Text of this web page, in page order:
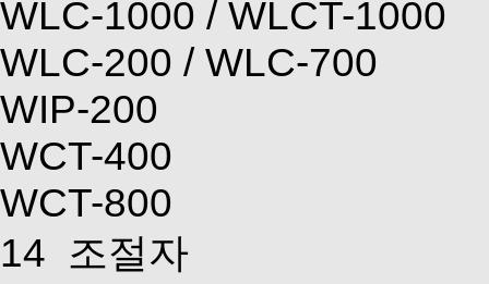
WLC-1000 / WLCT-1000
WLC-200 / WLC-700
WIP-200
WCT-400
WCT-800
14 조절자